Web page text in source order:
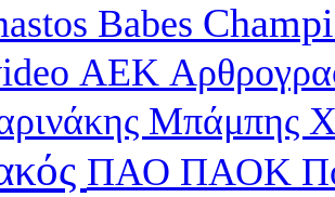
Babes
ΑΕΚ
Μπάμπης
ΠΑΟ ΠΑΟΚ